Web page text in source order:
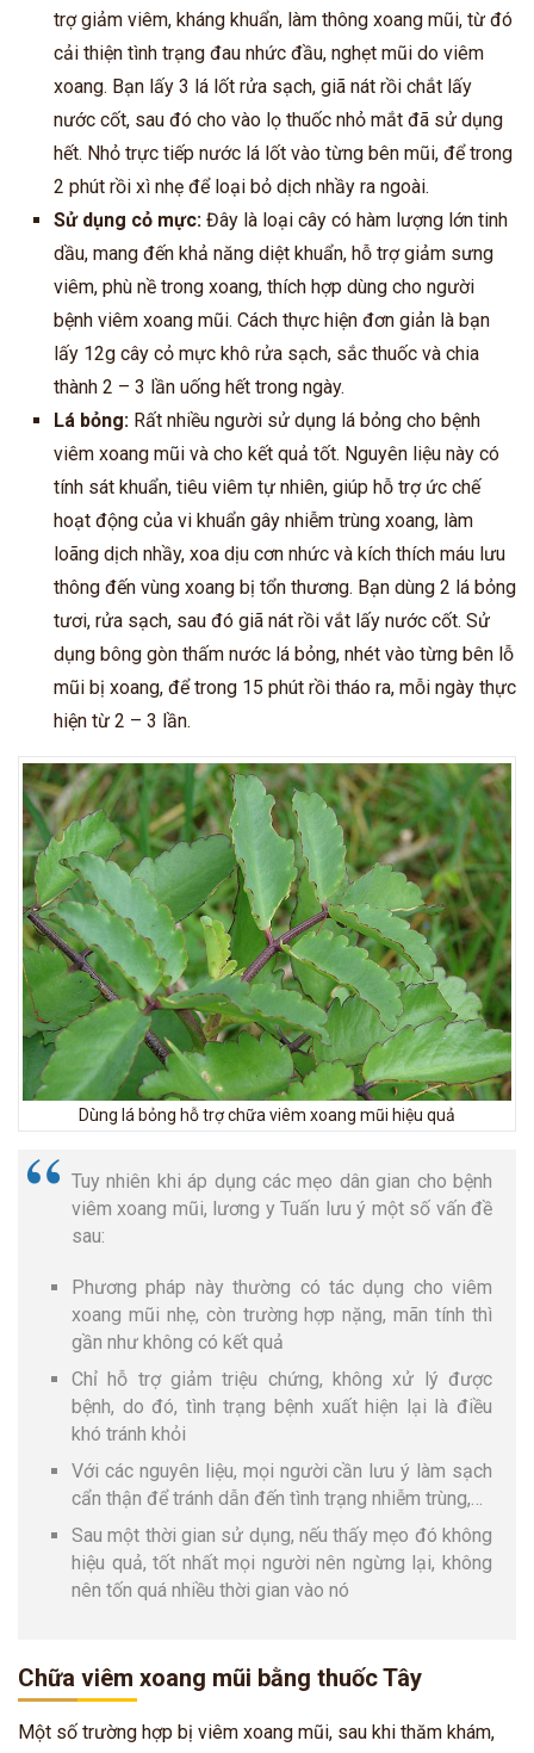
trợ giảm viêm, kháng khuẩn, làm thông xoang mũi, từ đó
cải thiện tình trạng đau nhức đầu, nghẹt mũi do viêm
xoang. Bạn lấy 3 lá lốt rửa sạch, giã nát rồi chắt lấy
nước cốt, sau đó cho vào lọ thuốc nhỏ mắt đã sử dụng
hết. Nhỏ trực tiếp nước lá lốt vào từng bên mũi, để trong
2 phút rồi xì nhẹ để loại bỏ dịch nhầy ra ngoài.
Sử dụng cỏ mực: Đây là loại cây có hàm lượng lớn tinh
dầu, mang đến khả năng diệt khuẩn, hỗ trợ giảm sưng
viêm, phù nề trong xoang, thích hợp dùng cho người
bệnh viêm xoang mũi. Cách thực hiện đơn giản là bạn
lấy 12g cây cỏ mực khô rửa sạch, sắc thuốc và chia
thành 2 – 3 lần uống hết trong ngày.
Lá bỏng: Rất nhiều người sử dụng lá bỏng cho bệnh
viêm xoang mũi và cho kết quả tốt. Nguyên liệu này có
tính sát khuẩn, tiêu viêm tự nhiên, giúp hỗ trợ ức chế
hoạt động của vi khuẩn gây nhiễm trùng xoang, làm
loãng dịch nhầy, xoa dịu cơn nhức và kích thích máu lưu
thông đến vùng xoang bị tổn thương. Bạn dùng 2 lá bỏng
tươi, rửa sạch, sau đó giã nát rồi vắt lấy nước cốt. Sử
dụng bông gòn thấm nước lá bỏng, nhét vào từng bên lỗ
mũi bị xoang, để trong 15 phút rồi tháo ra, mỗi ngày thực
hiện từ 2 – 3 lần.
Dùng lá bỏng hỗ trợ chữa viêm xoang mũi hiệu quả
Tuy nhiên khi áp dụng các mẹo dân gian cho bệnh
viêm xoang mũi, lương y Tuấn lưu ý một số vấn đề
sau:
Phương pháp này thường có tác dụng cho viêm
xoang mũi nhẹ, còn trường hợp nặng, mãn tính thì
gần như không có kết quả
Chỉ hỗ trợ giảm triệu chứng, không xử lý được
bệnh, do đó, tình trạng bệnh xuất hiện lại là điều
khó tránh khỏi
Với các nguyên liệu, mọi người cần lưu ý làm sạch
cẩn thận để tránh dẫn đến tình trạng nhiễm trùng,…
Sau một thời gian sử dụng, nếu thấy mẹo đó không
hiệu quả, tốt nhất mọi người nên ngừng lại, không
nên tốn quá nhiều thời gian vào nó
Chữa viêm xoang mũi bằng thuốc Tây
Một số trường hợp bị viêm xoang mũi, sau khi thăm khám,